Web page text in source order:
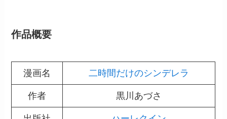
作品概要
漫画名 二時間だけのシンデレラ
作者 黒川あづさ